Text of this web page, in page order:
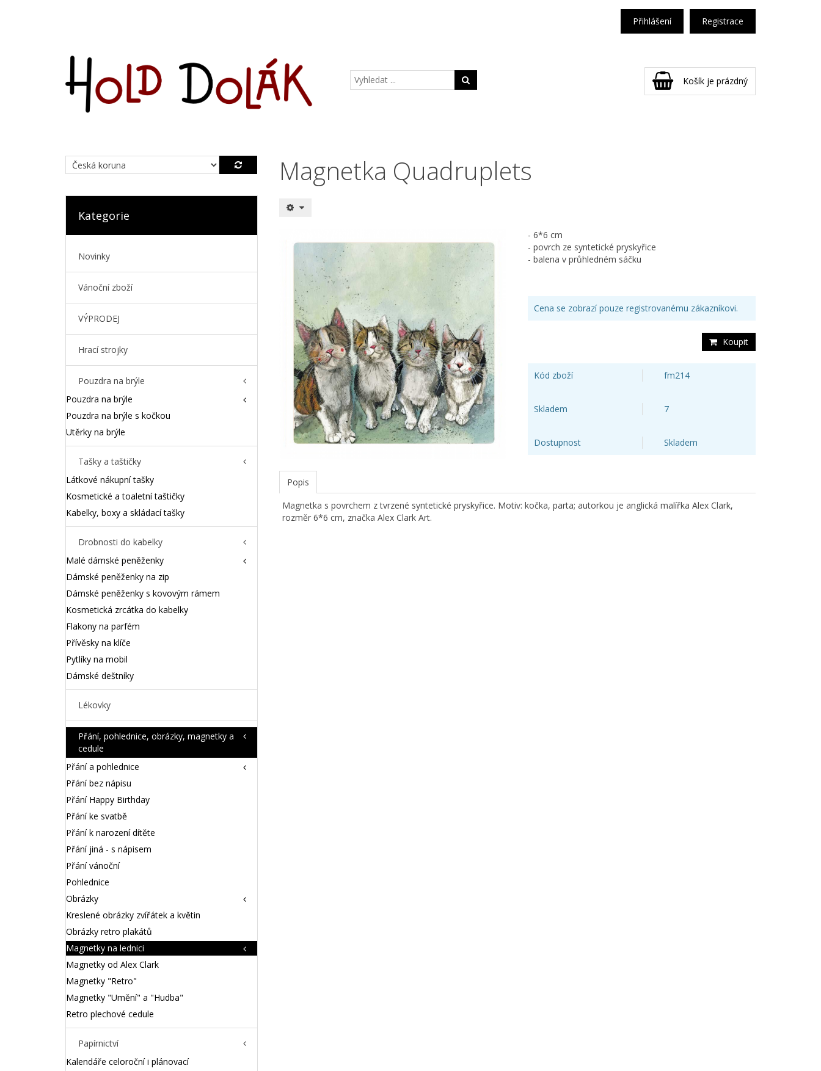
Přihlášení Registrace
Košík je prázdný
Magnetka Quadruplets
- 6*6 cm
- povrch ze syntetické pryskyřice
- balena v průhledném sáčku
Cena se zobrazí pouze registrovanému zákazníkovi.
Koupit
Kód zboží fm214
Skladem 7
Dostupnost Skladem
Popis
Magnetka s povrchem z tvrzené syntetické pryskyřice. Motiv: kočka, parta; autorkou je anglická malířka Alex Clark,
rozměr 6*6 cm, značka Alex Clark Art.
Kategorie
Novinky
Vánoční zboží
VÝPRODEJ
Hrací strojky
Pouzdra na brýle
Pouzdra na brýle
Pouzdra na brýle s kočkou
Utěrky na brýle
Tašky a taštičky
Látkové nákupní tašky
Kosmetické a toaletní taštičky
Kabelky, boxy a skládací tašky
Drobnosti do kabelky
Malé dámské peněženky
Dámské peněženky na zip
Dámské peněženky s kovovým rámem
Kosmetická zrcátka do kabelky
Flakony na parfém
Přívěsky na klíče
Pytlíky na mobil
Dámské deštníky
Lékovky
Přání, pohlednice, obrázky, magnetky a
cedule
Přání a pohlednice
Přání bez nápisu
Přání Happy Birthday
Přání ke svatbě
Přání k narození dítěte
Přání jiná - s nápisem
Přání vánoční
Pohlednice
Obrázky
Kreslené obrázky zvířátek a květin
Obrázky retro plakátů
Magnetky na lednici
Magnetky od Alex Clark
Magnetky "Retro"
Magnetky "Umění" a "Hudba"
Retro plechové cedule
Papírnictví
Kalendáře celoroční i plánovací